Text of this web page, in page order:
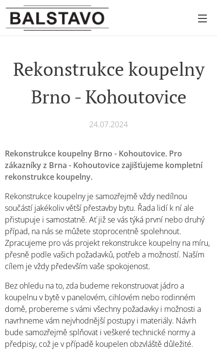
Rekonstrukce koupelny
Brno - Kohoutovice
24.07.2024
Rekonstrukce koupelny Brno - Kohoutovice. Pro
zákazníky z Brna - Kohoutovice zajišťujeme kompletní
rekonstrukce koupelny.
Rekonstrukce koupelny je samozřejmě vždy nedílnou
součástí jakékoliv větší přestavby bytu. Řada lidí k ní ale
přistupuje i samostatně. Ať již se vás týká první nebo druhý
případ, na nás se můžete stoprocentně spolehnout.
Zpracujeme pro vás projekt rekonstrukce koupelny na míru,
přesně podle vašich požadavků, potřeb a možností. Naším
cílem je vždy především vaše spokojenost.
Bez ohledu na to, zda budeme rekonstruovat jádro a
koupelnu v bytě v panelovém, cihlovém nebo rodinném
domě, probereme s vámi všechny požadavky i možnosti a
navrhneme vám nejvhodnější postupy i materiály. Návrh
bude samozřejmě splňovat i veškeré technické normy a
předpisy, což je v případě koupelen obzvláště důležité.